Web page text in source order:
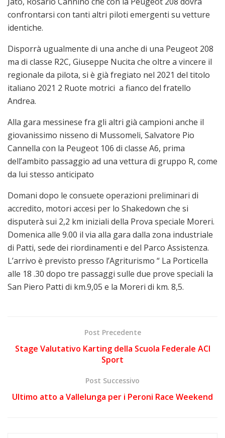
confrontarsi con tanti altri piloti emergenti su vetture
identiche.
Disporrà ugualmente di una anche di una Peugeot 208
ma di classe R2C, Giuseppe Nucita che oltre a vincere il
regionale da pilota, si è già fregiato nel 2021 del titolo
italiano 2021 2 Ruote motrici a fianco del fratello
Andrea.
Alla gara messinese fra gli altri già campioni anche il
giovanissimo nisseno di Mussomeli, Salvatore Pio
Cannella con la Peugeot 106 di classe A6, prima
dell’ambito passaggio ad una vettura di gruppo R, come
da lui stesso anticipato
Domani dopo le consuete operazioni preliminari di
accredito, motori accesi per lo Shakedown che si
disputerà sui 2,2 km iniziali della Prova speciale Moreri.
Domenica alle 9.00 il via alla gara dalla zona industriale
di Patti, sede dei riordinamenti e del Parco Assistenza.
L’arrivo è previsto presso l’Agriturismo “ La Porticella
alle 18 .30 dopo tre passaggi sulle due prove speciali la
San Piero Patti di km.9,05 e la Moreri di km. 8,5.
Post Precedente
Stage Valutativo Karting della Scuola Federale ACI
Sport
Post Successivo
Ultimo atto a Vallelunga per i Peroni Race Weekend